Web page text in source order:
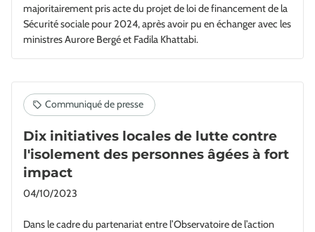
majoritairement pris acte du projet de loi de financement de la
Sécurité sociale pour 2024, après avoir pu en échanger avec les
ministres Aurore Bergé et Fadila Khattabi.
Dix initiatives locales de lutte contre
l'isolement des personnes âgées à fort
impact
04/10/2023
Dans le cadre du partenariat entre l’Observatoire de l’action